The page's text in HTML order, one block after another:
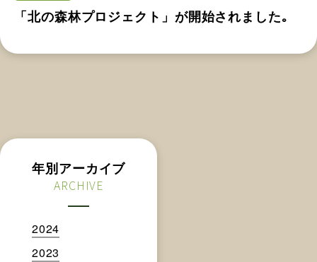
「北の森林プロジェクト」が開始されました｡
年別アーカイブ
ARCHIVE
2024
2023